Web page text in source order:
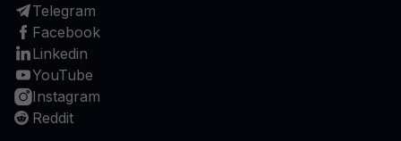
Telegram
Facebook
Linkedin
YouTube
Instagram
Reddit